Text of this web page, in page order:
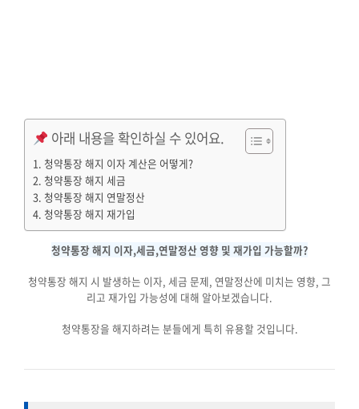
아래 내용을 확인하실 수 있어요.
청약통장 해지 이자 계산은 어떻게?
청약통장 해지 세금
청약통장 해지 연말정산
청약통장 해지 재가입
청약통장 해지 이자,세금,연말정산 영향 및 재가입 가능할까?
청약통장 해지 시 발생하는 이자, 세금 문제, 연말정산에 미치는 영향, 그
리고 재가입 가능성에 대해 알아보겠습니다.
청약통장을 해지하려는 분들에게 특히 유용할 것입니다.